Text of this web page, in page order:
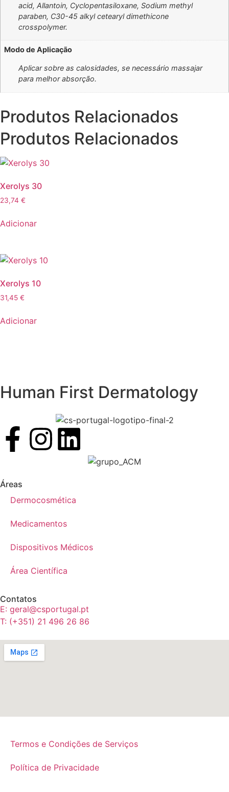
acid, Allantoin, Cyclopentasiloxane, Sodium methyl
paraben, C30-45 alkyl cetearyl dimethicone
crosspolymer.
Modo de Aplicação
Aplicar sobre as calosidades, se necessário massajar
para melhor absorção.
Produtos Relacionados
Produtos Relacionados
Xerolys 30
23,74 €
Adicionar
Xerolys 10
31,45 €
Adicionar
Human First Dermatology
Áreas
Dermocosmética
Medicamentos
Dispositivos Médicos
Área Científica
Contatos
E: geral@csportugal.pt
T: (+351) 21 496 26 86
Termos e Condições de Serviços
Política de Privacidade